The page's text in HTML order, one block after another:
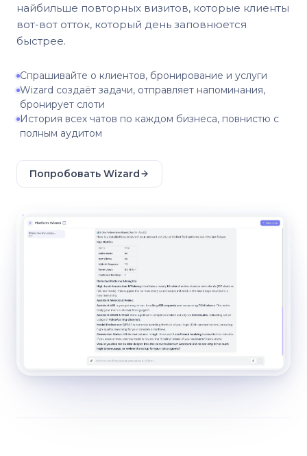
найбильше повторных визитов, которые клиенты
вот-вот отток, который день заповнюется
быстрее.
Спрашивайте о клиентов, бронирование и услуги
Wizard создаёт задачи, отправляет напоминания,
бронирует слоти
История всех чатов по каждом бизнеса, повнистю с
полным аудитом
Попробовать Wizard